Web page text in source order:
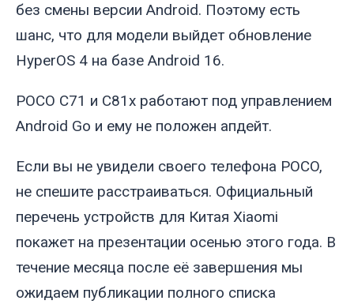
без смены версии Android. Поэтому есть
шанс, что для модели выйдет обновление
HyperOS 4 на базе Android 16.
POCO C71 и C81x работают под управлением
Android Go и ему не положен апдейт.
Если вы не увидели своего телефона POCO,
не спешите расстраиваться. Официальный
перечень устройств для Китая Xiaomi
покажет на презентации осенью этого года. В
течение месяца после её завершения мы
ожидаем публикации полного списка